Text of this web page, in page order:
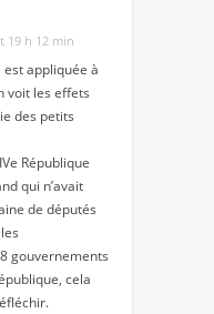
19 h 12 min
appliquée à
voit les effets
des petits
République
qui n’avait
de députés
gouvernements
cela